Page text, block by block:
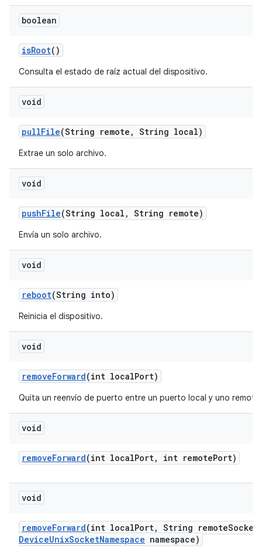
boolean
isRoot()
Consulta el estado de raíz actual del dispositivo.
void
pullFile(String remote , String local)
Extrae un solo archivo.
void
pushFile(String local , String remote)
Envía un solo archivo.
void
reboot(String into)
Reinicia el dispositivo.
void
removeForward(int localPort)
Quita un reenvío de puerto entre un puerto local y uno remoto.
void
removeForward(int localPort, int remotePort)
void
removeForward(int localPort, String remoteSocket
DeviceUnixSocketNamespace namespace)